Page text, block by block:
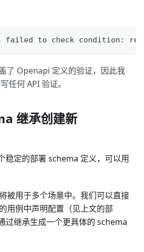
is failed to check condition:
了 Openapi 定义的验证，因此我
任何 API 验证。
继承创建新
稳定的部署 schema 定义，可以用
被用于多个场景中。我们可以直接
用例中声明配置（见上文的部
过继承生成一个更具体的 schema